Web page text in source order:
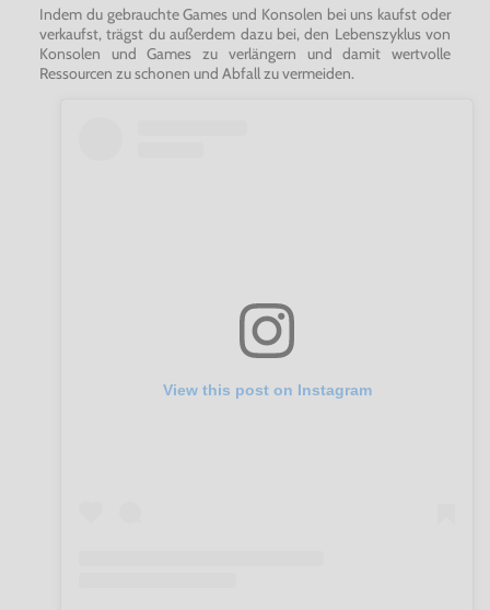
Indem du gebrauchte Games und Konsolen bei uns kaufst oder
verkaufst, trägst du außerdem dazu bei, den Lebenszyklus von
Konsolen und Games zu verlängern und damit wertvolle
Ressourcen zu schonen und Abfall zu vermeiden.
View this post on Instagram